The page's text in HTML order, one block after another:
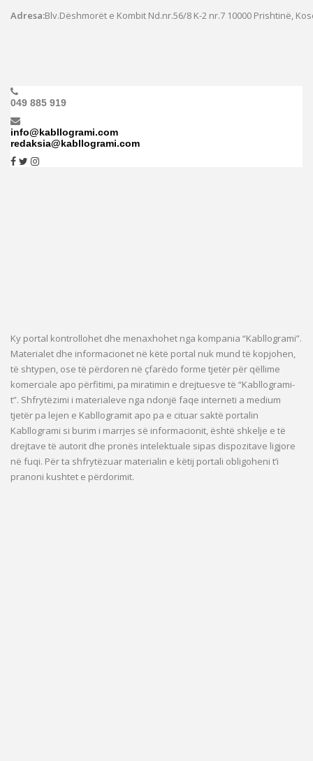
Adresa:Blv.Dëshmorët e Kombit Nd.nr.56/8 K-2 nr.7 10000 Prishtinë,
049 885 919
info@kabllogrami.com
redaksia@kabllogrami.com
Ky portal kontrollohet dhe menaxhohet nga kompania “Kabllogrami”.
Materialet dhe informacionet në këtë portal nuk mund të kopjohen,
të shtypen, ose të përdoren në çfarëdo forme tjetër për qëllime
komerciale apo përfitimi, pa miratimin e drejtuesve të “Kabllogrami-
t”. Shfrytëzimi i materialeve nga ndonjë faqe interneti a medium
tjetër pa lejen e Kabllogramit apo pa e cituar saktë portalin
Kabllogrami si burim i marrjes së informacionit, është shkelje e të
drejtave të autorit dhe pronës intelektuale sipas dispozitave ligjore
në fuqi. Për ta shfrytëzuar materialin e këtij portali obligoheni t’i
pranoni kushtet e përdorimit.